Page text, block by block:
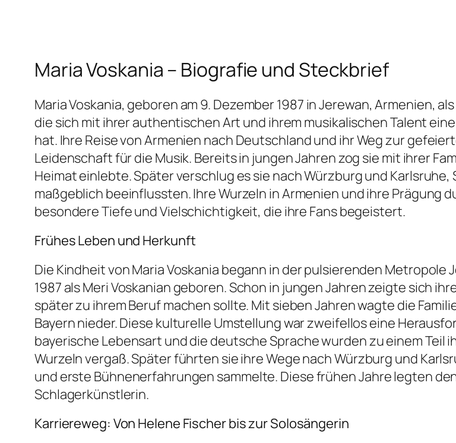
Maria Voskania – Biografie und Steckbrief
Maria Voskania, geboren am 9. Dezember 1987 in Jerewan, Armenien,
die sich mit ihrer authentischen Art und ihrem musikalischen Talent
hat. Ihre Reise von Armenien nach Deutschland und ihr Weg zur
Leidenschaft für die Musik. Bereits in jungen Jahren zog sie mit ihrer
Heimat einlebte. Später verschlug es sie nach Würzburg und
maßgeblich beeinflussten. Ihre Wurzeln in Armenien und ihre Prägung
besondere Tiefe und Vielschichtigkeit, die ihre Fans begeistert.
Frühes Leben und Herkunft
Die Kindheit von Maria Voskania begann in der pulsierenden Metropole
1987 als Meri Voskanian geboren. Schon in jungen Jahren zeigte sich
später zu ihrem Beruf machen sollte. Mit sieben Jahren wagte die
Bayern nieder. Diese kulturelle Umstellung war zweifellos eine
bayerische Lebensart und die deutsche Sprache wurden zu einem Teil
Wurzeln vergaß. Später führten sie ihre Wege nach Würzburg und
und erste Bühnenerfahrungen sammelte. Diese frühen Jahre legten
Schlagerkünstlerin.
Karriereweg: Von Helene Fischer bis zur Solosängerin